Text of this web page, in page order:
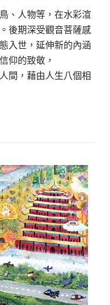
、人物等，在水彩渲
後期深受觀音菩薩感
入世，延伸新的內涵
仰的致敬，
間，藉由人生八個相